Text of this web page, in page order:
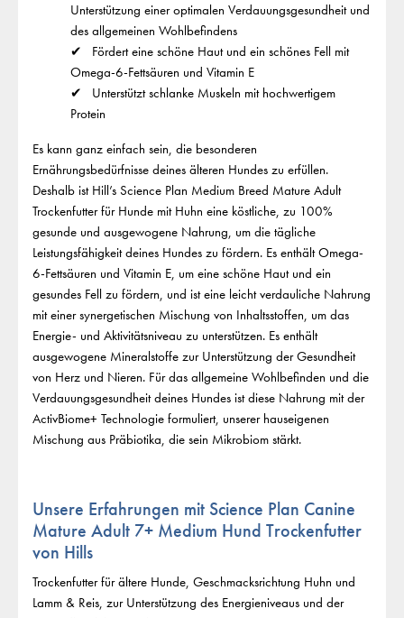
Unterstützung einer optimalen Verdauungsgesundheit und
des allgemeinen Wohlbefindens
Fördert eine schöne Haut und ein schönes Fell mit
Omega-6-Fettsäuren und Vitamin E
Unterstützt schlanke Muskeln mit hochwertigem
Protein
Es kann ganz einfach sein, die besonderen
Ernährungsbedürfnisse deines älteren Hundes zu erfüllen.
Deshalb ist Hill’s Science Plan Medium Breed Mature Adult
Trockenfutter für Hunde mit Huhn eine köstliche, zu 100%
gesunde und ausgewogene Nahrung, um die tägliche
Leistungsfähigkeit deines Hundes zu fördern. Es enthält Omega-
6-Fettsäuren und Vitamin E, um eine schöne Haut und ein
gesundes Fell zu fördern, und ist eine leicht verdauliche Nahrung
mit einer synergetischen Mischung von Inhaltsstoffen, um das
Energie- und Aktivitätsniveau zu unterstützen. Es enthält
ausgewogene Mineralstoffe zur Unterstützung der Gesundheit
von Herz und Nieren. Für das allgemeine Wohlbefinden und die
Verdauungsgesundheit deines Hundes ist diese Nahrung mit der
ActivBiome+ Technologie formuliert, unserer hauseigenen
Mischung aus Präbiotika, die sein Mikrobiom stärkt.
Unsere Erfahrungen mit Science Plan Canine
Mature Adult 7+ Medium Hund Trockenfutter
von Hills
Trockenfutter für ältere Hunde, Geschmacksrichtung Huhn und
Lamm & Reis, zur Unterstützung des Energieniveaus und der